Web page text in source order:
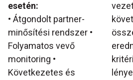
esetén:
• Átgondolt partner-
minősítési rendszer •
Folyamatos vevő
monitoring •
Következetes és